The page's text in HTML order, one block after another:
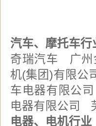
汽车、摩托车行
奇瑞汽车 广州
机(集团)有限
车电器有限公
电器有限公司
电器、电机行业